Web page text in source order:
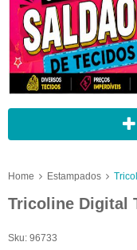
Home Estampados
Tricoline Digital
Sku: 96733